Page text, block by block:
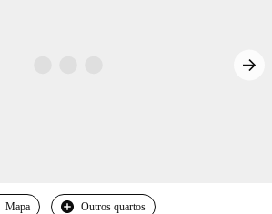
Mapa Outros quartos